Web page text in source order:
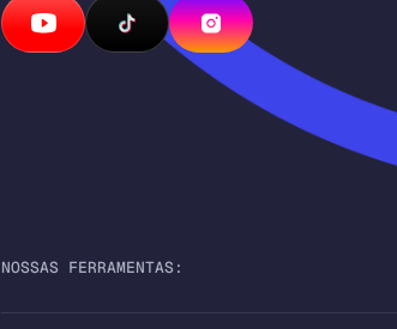
NOSSAS FERRAMENTAS: